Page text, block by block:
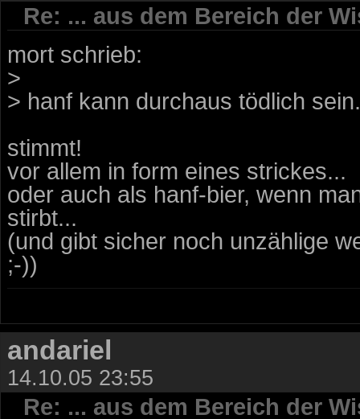
Re: ... aus dem Bereich der
mort schrieb:
>
> hanf kann durchaus tödlich
stimmt!
vor allem in form eines strickes...
oder auch als hanf-bier, wenn
stirbt...
(und gibt sicher noch unzählige
;-))
andariel
14.10.05 23:55
Re: ... aus dem Bereich der